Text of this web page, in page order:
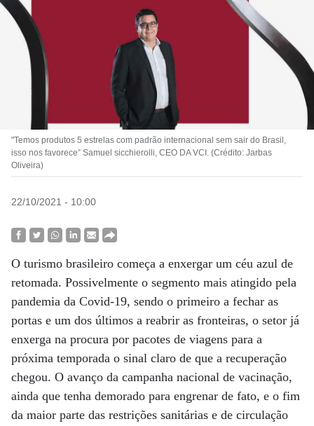
"Temos produtos 5 estrelas com padrão internacional sem sair do Brasil,
isso nos favorece” Samuel sicchierolli, CEO DA VCI. (Crédito: Jarbas
Oliveira)
22/10/2021 - 10:00
O turismo brasileiro começa a enxergar um céu azul de
retomada. Possivelmente o segmento mais atingido pela
pandemia da Covid-19, sendo o primeiro a fechar as
portas e um dos últimos a reabrir as fronteiras, o setor já
enxerga na procura por pacotes de viagens para a
próxima temporada o sinal claro de que a recuperação
chegou. O avanço da campanha nacional de vacinação,
ainda que tenha demorado para engrenar de fato, e o fim
da maior parte das restrições sanitárias e de circulação